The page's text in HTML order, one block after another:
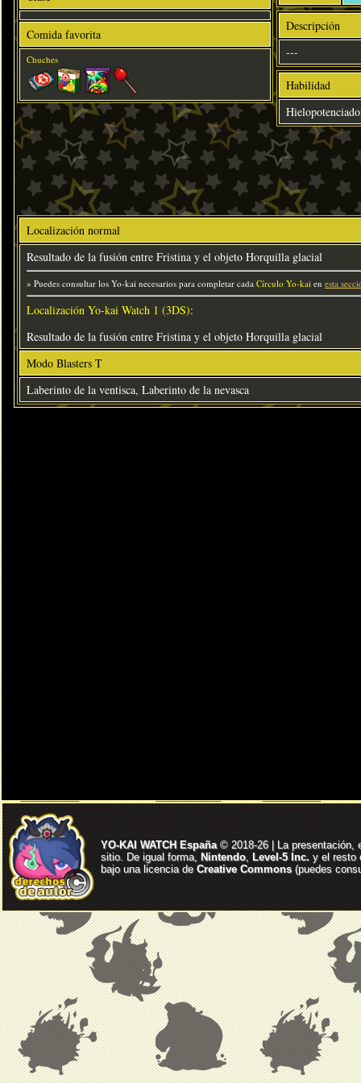
Comida favorita
Chuches
Descripción
---
Habilidad
Localización normal
Resultado de la fusión entre Fristina y el objeto Horquilla glacial
» Puedes consultar los Yo-kai necesarios para completar cada Círculo Yo-kai en esta
Localización Yo-kai Watch 1 (3DS):
Resultado de la fusión entre Fristina y el objeto Horquilla glacial
Modo Blasters T
Laberinto de la ventisca, Laberinto de la nevasca
YO-KAI WATCH España© 2018-26 | La presentación,
sitio. De igual forma, Nintendo, Level-5 Inc. y el resto
bajo una licencia deCreative Commons(puedes